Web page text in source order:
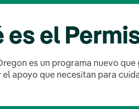
es el
es un programa nuevo
apoyo que necesitan para